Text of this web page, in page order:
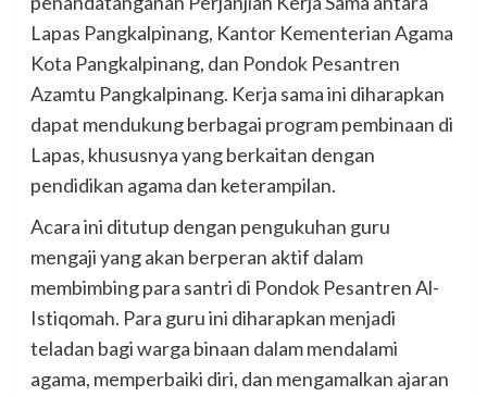
Lapas Pangkalpinang, Kantor Kementerian Agama
Kota Pangkalpinang, dan Pondok Pesantren
Azamtu Pangkalpinang. Kerja sama ini diharapkan
dapat mendukung berbagai program pembinaan di
Lapas, khususnya yang berkaitan dengan
pendidikan agama dan keterampilan.
Acara ini ditutup dengan pengukuhan guru
mengaji yang akan berperan aktif dalam
membimbing para santri di Pondok Pesantren Al-
Istiqomah. Para guru ini diharapkan menjadi
teladan bagi warga binaan dalam mendalami
agama, memperbaiki diri, dan mengamalkan ajaran